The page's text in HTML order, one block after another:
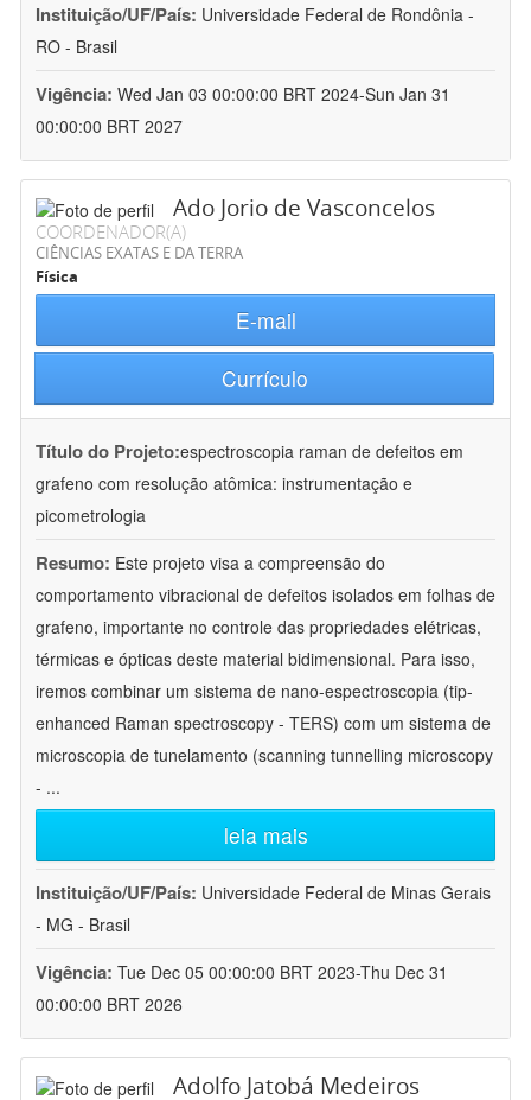
Instituição/UF/País: Universidade Federal de Rondônia -
RO - Brasil
Vigência: Wed Jan 03 00:00:00 BRT 2024-Sun Jan 31
00:00:00 BRT 2027
Ado Jorio de Vasconcelos
COORDENADOR(A)
CIÊNCIAS EXATAS E DA TERRA
Física
E-mail
Currículo
Título do Projeto:espectroscopia raman de defeitos em
grafeno com resolução atômica: instrumentação e
picometrologia
Resumo: Este projeto visa a compreensão do
comportamento vibracional de defeitos isolados em folhas de
grafeno, importante no controle das propriedades elétricas,
térmicas e ópticas deste material bidimensional. Para isso,
iremos combinar um sistema de nano-espectroscopia (tip-
enhanced Raman spectroscopy - TERS) com um sistema de
microscopia de tunelamento (scanning tunnelling microscopy
- ...
leia mais
Instituição/UF/País: Universidade Federal de Minas Gerais
- MG - Brasil
Vigência: Tue Dec 05 00:00:00 BRT 2023-Thu Dec 31
00:00:00 BRT 2026
Adolfo Jatobá Medeiros